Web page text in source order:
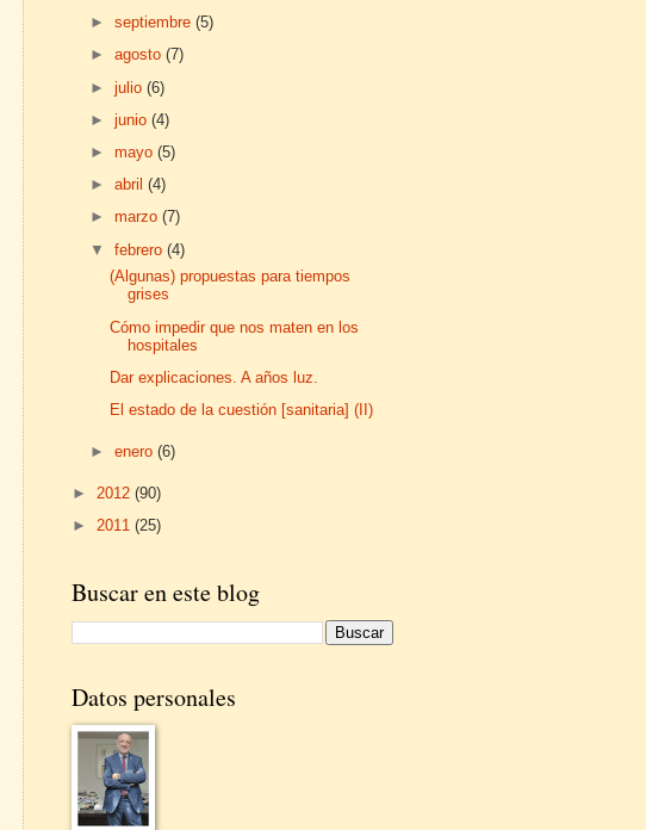
►septiembre(5)
►agosto(7)
►julio(6)
►junio(4)
►mayo(5)
►abril(4)
►marzo(7)
▼febrero(4)
(Algunas) propuestas para tiempos
grises
Cómo impedir que nos maten en los
hospitales
Dar explicaciones. A años luz.
El estado de la cuestión [sanitaria] (II)
►enero(6)
► 2012 (90)
► 2011 (25)
Buscar en este blog
Datos personales